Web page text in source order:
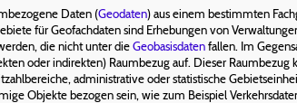
Daten (Geodaten) aus einem bestimmten
für Geofachdaten sind Erhebungen von
die nicht unter dieGeobasisdatenfallen. Im
oder indirekten) Raumbezug auf. Dieser
administrative oder statistische
Objekte bezogen sein, wie zum Beispiel